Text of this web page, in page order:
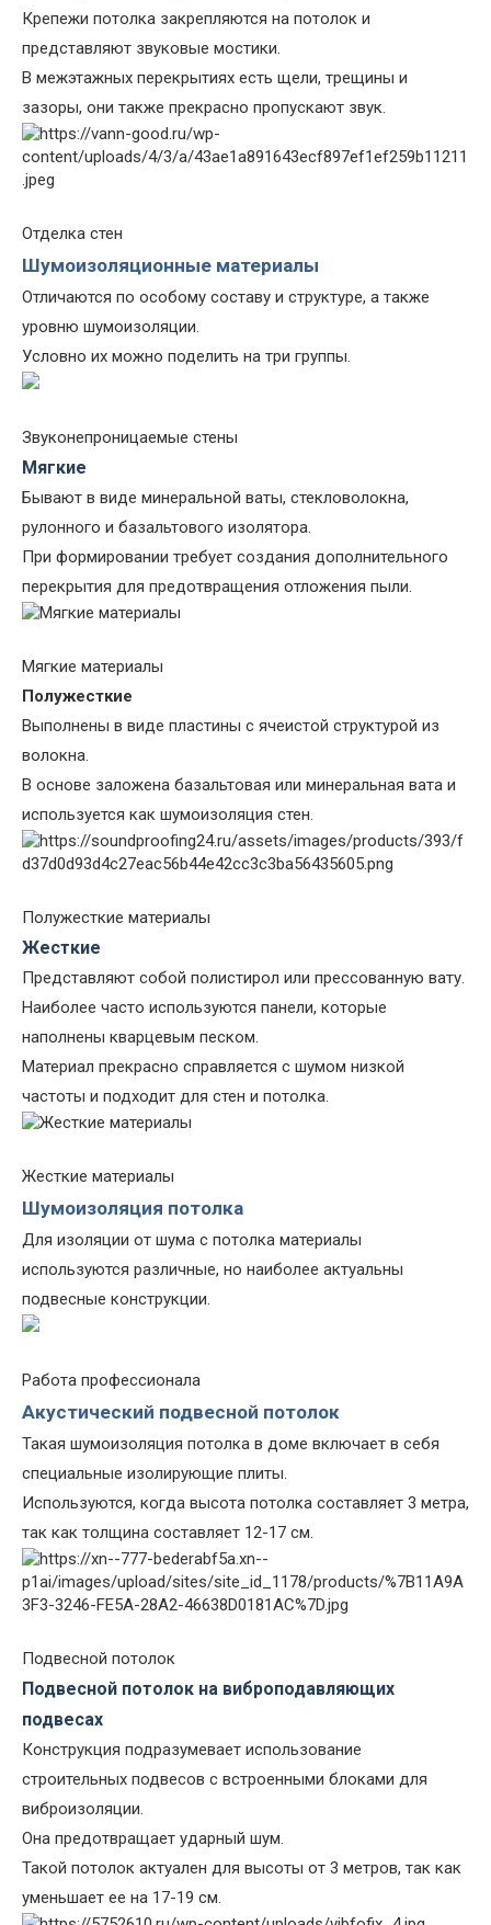
Крепежи потолка закрепляются на потолок и
представляют звуковые мостики.
В межэтажных перекрытиях есть щели, трещины и
зазоры, они также прекрасно пропускают звук.
Отделка стен
Шумоизоляционные материалы
Отличаются по особому составу и структуре, а также
уровню шумоизоляции.
Условно их можно поделить на три группы.
Звуконепроницаемые стены
Мягкие
Бывают в виде минеральной ваты, стекловолокна,
рулонного и базальтового изолятора.
При формировании требует создания дополнительного
перекрытия для предотвращения отложения пыли.
Мягкие материалы
Полужесткие
Выполнены в виде пластины с ячеистой структурой из
волокна.
В основе заложена базальтовая или минеральная вата и
используется как шумоизоляция стен.
Полужесткие материалы
Жесткие
Представляют собой полистирол или прессованную вату.
Наиболее часто используются панели, которые
наполнены кварцевым песком.
Материал прекрасно справляется с шумом низкой
частоты и подходит для стен и потолка.
Жесткие материалы
Шумоизоляция потолка
Для изоляции от шума с потолка материалы
используются различные, но наиболее актуальны
подвесные конструкции.
Работа профессионала
Акустический подвесной потолок
Такая шумоизоляция потолка в доме включает в себя
специальные изолирующие плиты.
Используются, когда высота потолка составляет 3 метра,
так как толщина составляет 12-17 см.
Подвесной потолок
Подвесной потолок на виброподавляющих
подвесах
Конструкция подразумевает использование
строительных подвесов с встроенными блоками для
виброизоляции.
Она предотвращает ударный шум.
Такой потолок актуален для высоты от 3 метров, так как
уменьшает ее на 17-19 см.